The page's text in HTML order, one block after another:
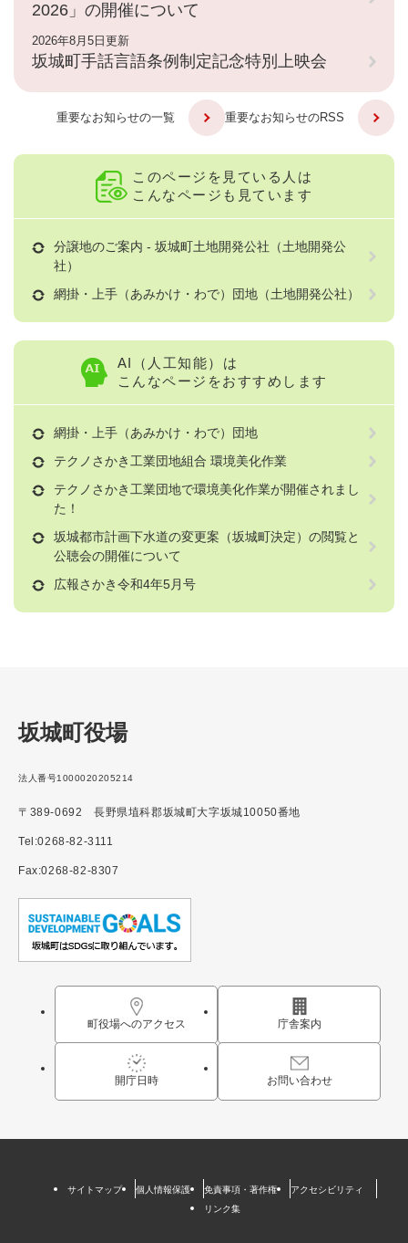
2026」の開催について
2026年8月5日更新
坂城町手話言語条例制定記念特別上映会
重要なお知らせの一覧 重要なお知らせのRSS
このページを見ている人は
こんなページも見ています
分譲地のご案内 - 坂城町土地開発公社（土地開発公
社）
網掛・上手（あみかけ・わで）団地（土地開発公社）
AI（人工知能）は
こんなページをおすすめします
網掛・上手（あみかけ・わで）団地
テクノさかき工業団地組合 環境美化作業
テクノさかき工業団地で環境美化作業が開催されまし
た！
坂城都市計画下水道の変更案（坂城町決定）の閲覧と
公聴会の開催について
広報さかき令和4年5月号
坂城町役場
法人番号1000020205214
〒389-0692 長野県埴科郡坂城町大字坂城10050番地
Tel:0268-82-3111
Fax:0268-82-8307
町役場へのアクセス 庁舎案内
開庁日時 お問い合わせ
サイトマップ 個人情報保護 免責事項・著作権
アクセシビリティ
リンク集